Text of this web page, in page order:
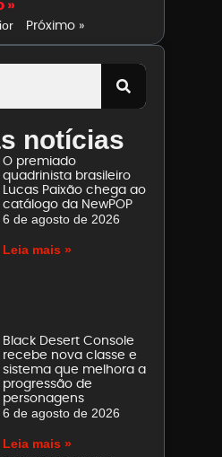
»
Próximo »
notícias
O premiado
quadrinista brasileiro
Lucas Paixão chega ao
catálogo da NewPOP
6 de agosto de 2026
Leia mais »
Black Desert Console
recebe nova classe e
sistema que melhora a
progressão de
personagens
6 de agosto de 2026
Leia mais »